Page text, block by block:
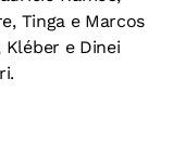
Tinga e Marcos
Kléber e Dinei